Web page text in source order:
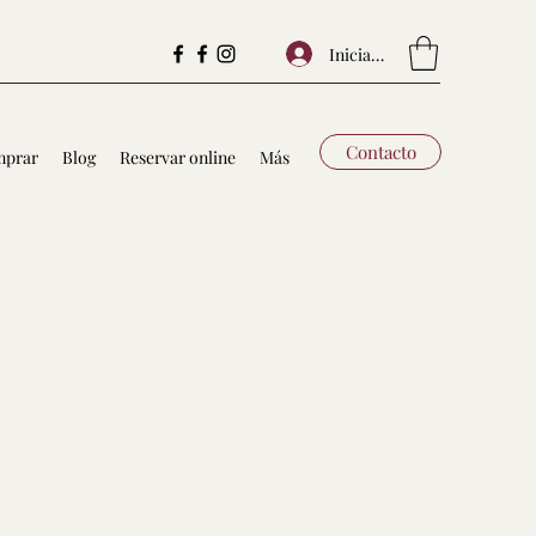
Iniciar sesión
Blog Reservar online Más Contacto